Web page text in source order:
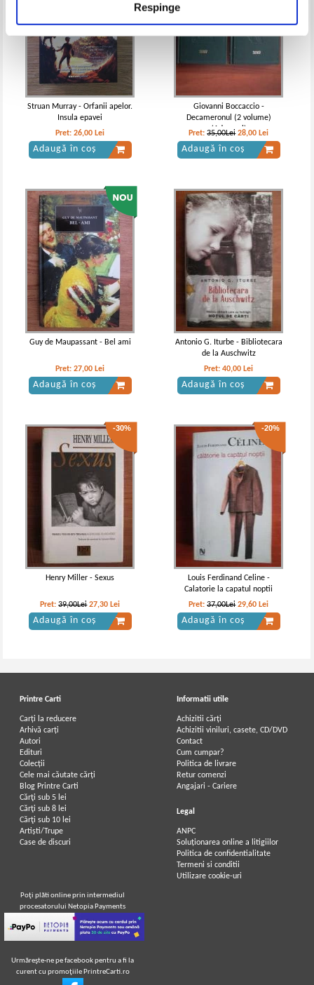
Respinge
Struan Murray - Orfanii apelor.
Insula epavei
Pret:26,00 Lei
Adaugă în coș
Giovanni Boccaccio -
Decameronul (2 volume)
(Adevarul)
Pret:35,00Lei 28,00 Lei
Adaugă în coș
Guy de Maupassant - Bel ami
Pret:27,00 Lei
Adaugă în coș
Antonio G. Iturbe - Bibliotecara
de la Auschwitz
Pret:40,00 Lei
Adaugă în coș
-30%
Henry Miller - Sexus
Pret:39,00Lei 27,30 Lei
Adaugă în coș
-20%
Louis Ferdinand Celine -
Calatorie la capatul noptii
Pret:37,00Lei 29,60 Lei
Adaugă în coș
Printre Carti
Carți la reducere
Arhivă carți
Autori
Edituri
Colecții
Cele mai căutate cărți
Blog Printre Carti
Cărţi sub 5 lei
Cărţi sub 8 lei
Cărţi sub 10 lei
Artiști/Trupe
Case de discuri
Informatii utile
Achizitii cărți
Achizitii viniluri, casete, CD/DVD
Contact
Cum cumpar?
Politica de livrare
Retur comenzi
Angajari - Cariere
Legal
ANPC
Soluționarea online a litigiilor
Politica de confidentialitate
Termeni si conditii
Utilizare cookie-uri
Poţi plăti online prin intermediul
procesatorului Netopia Payments
Urmăreşte-ne pe facebook pentru a fi la
curent cu promoţiile PrintreCarti.ro